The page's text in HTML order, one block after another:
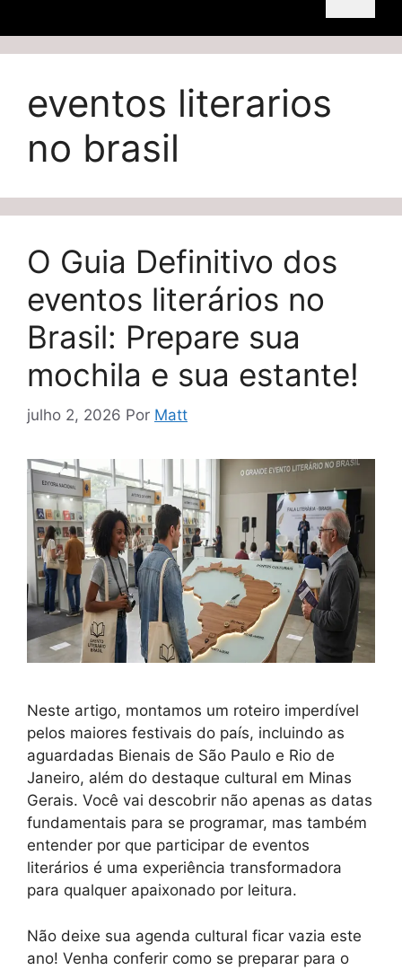
eventos literarios
no brasil
O Guia Definitivo dos
eventos literários no
Brasil: Prepare sua
mochila e sua estante!
julho 2, 2026 Por Matt
Neste artigo, montamos um roteiro imperdível
pelos maiores festivais do país, incluindo as
aguardadas Bienais de São Paulo e Rio de
Janeiro, além do destaque cultural em Minas
Gerais. Você vai descobrir não apenas as datas
fundamentais para se programar, mas também
entender por que participar de eventos
literários é uma experiência transformadora
para qualquer apaixonado por leitura.
Não deixe sua agenda cultural ficar vazia este
ano! Venha conferir como se preparar para o